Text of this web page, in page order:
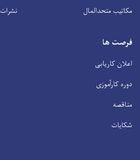
مکاتیب متحدالمال
نشرات
فرصت ها
اعلان کاریابی
دوره کارآموزی
مناقصه
شکایات